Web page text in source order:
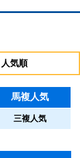
人気順
馬複人気
三複人気